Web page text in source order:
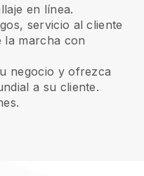
en línea.
servicio al cliente
la marcha con
negocio y ofrezca
a su cliente.